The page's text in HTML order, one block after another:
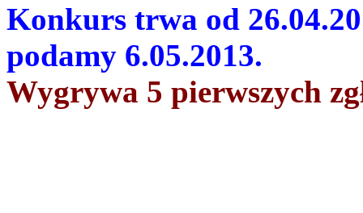
Konkurs trwa od
podamy 6.05.2013.
Wygrywa 5 pierwszych